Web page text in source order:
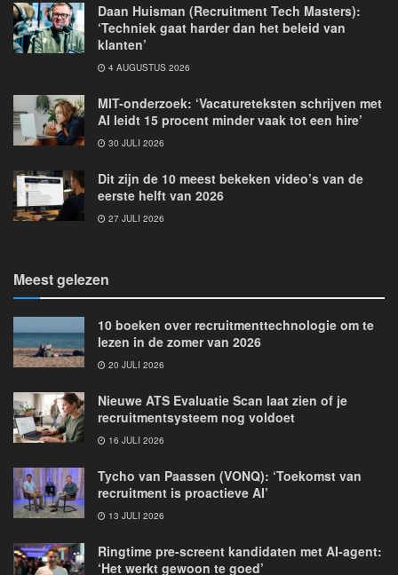
Daan Huisman (Recruitment Tech Masters):
‘Techniek gaat harder dan het beleid van
klanten’
4 AUGUSTUS 2026
MIT-onderzoek: ‘Vacatureteksten schrijven met
AI leidt 15 procent minder vaak tot een hire’
30 JULI 2026
Dit zijn de 10 meest bekeken video’s van de
eerste helft van 2026
27 JULI 2026
Meest gelezen
10 boeken over recruitmenttechnologie om te
lezen in de zomer van 2026
20 JULI 2026
Nieuwe ATS Evaluatie Scan laat zien of je
recruitmentsysteem nog voldoet
16 JULI 2026
Tycho van Paassen (VONQ): ‘Toekomst van
recruitment is proactieve AI’
13 JULI 2026
Ringtime pre-screent kandidaten met AI-agent:
‘Het werkt gewoon te goed’